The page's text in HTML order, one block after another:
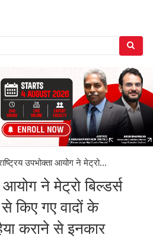
उपभोक्ता आयोग ने मेट्रो...
आयोग ने मेट्रो बिल्डर्स
किए गए वादों के
कराने से इनकार